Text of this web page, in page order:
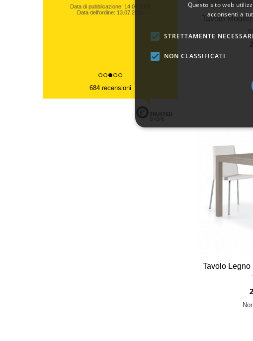
Data di pubblicazione: 14.07.2026
Data dell'ordine: 13.07.2026
684 recensioni
Vista
Tavolo
Vista
Tavolo
Questo sito web
acconsenti a
STRETTAMENTE NECESSARI
NON CLASSIFICATI